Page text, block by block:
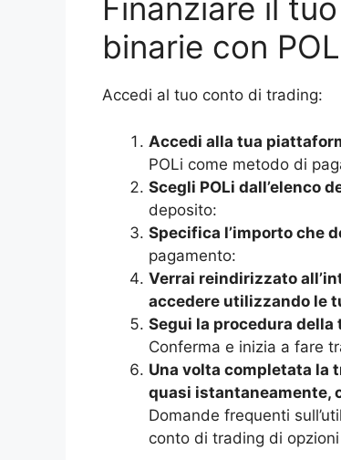
Finanziare il
binarie con
Accedi al tuo conto di trading:
Accedi alla tua
POLi come metodo di
Scegli POLi dall’elenco
deposito:
Specifica l’importo che
pagamento:
Verrai reindirizzato
accedere utilizzando le
Segui la procedura
Conferma e inizia a fare
Una volta completata la
quasi istantaneamente,
Domande frequenti
conto di trading di